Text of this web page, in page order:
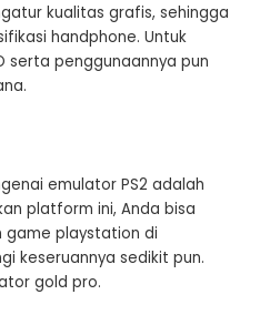
kualitas grafis, sehingga
handphone. Untuk
serta penggunaannya pun
emulator PS2 adalah
platform ini, Anda bisa
game playstation di
keseruannya sedikit pun.
gold pro.